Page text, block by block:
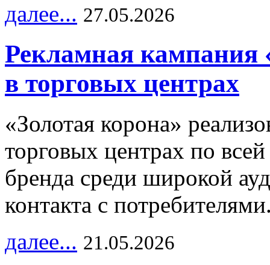
далее... 27.05.2026
Рекламная кампания
в торговых центрах
«Золотая корона»
торговых центрах по
бренда среди широкой
контакта с
далее... 21.05.2026